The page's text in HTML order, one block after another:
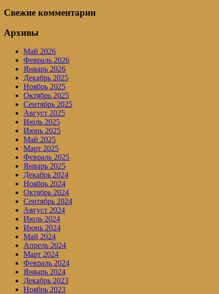
Свежие комментарии
Архивы
Май 2026
Февраль 2026
Январь 2026
Декабрь 2025
Ноябрь 2025
Октябрь 2025
Сентябрь 2025
Август 2025
Июль 2025
Июнь 2025
Май 2025
Март 2025
Февраль 2025
Январь 2025
Декабрь 2024
Ноябрь 2024
Октябрь 2024
Сентябрь 2024
Август 2024
Июль 2024
Июнь 2024
Май 2024
Апрель 2024
Март 2024
Февраль 2024
Январь 2024
Декабрь 2023
Ноябрь 2023